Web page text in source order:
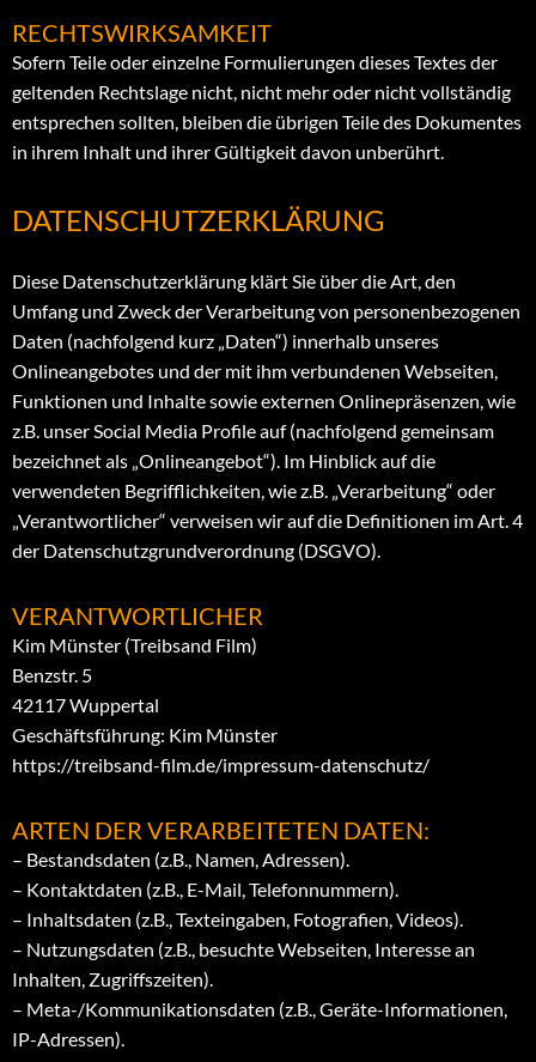
RECHTSWIRKSAMKEIT
Sofern Teile oder einzelne Formulierungen dieses Textes der
geltenden Rechtslage nicht, nicht mehr oder nicht vollständig
entsprechen sollten, bleiben die übrigen Teile des Dokumentes
in ihrem Inhalt und ihrer Gültigkeit davon unberührt.
DATENSCHUTZERKLÄRUNG
Diese Datenschutzerklärung klärt Sie über die Art, den
Umfang und Zweck der Verarbeitung von personenbezogenen
Daten (nachfolgend kurz „Daten“) innerhalb unseres
Onlineangebotes und der mit ihm verbundenen Webseiten,
Funktionen und Inhalte sowie externen Onlinepräsenzen, wie
z.B. unser Social Media Profile auf (nachfolgend gemeinsam
bezeichnet als „Onlineangebot“). Im Hinblick auf die
verwendeten Begrifflichkeiten, wie z.B. „Verarbeitung“ oder
„Verantwortlicher“ verweisen wir auf die Definitionen im Art. 4
der Datenschutzgrundverordnung (DSGVO).
VERANTWORTLICHER
Kim Münster (Treibsand Film)
Benzstr. 5
42117 Wuppertal
Geschäftsführung: Kim Münster
https://treibsand-film.de/impressum-datenschutz/
ARTEN DER VERARBEITETEN DATEN:
– Bestandsdaten (z.B., Namen, Adressen).
– Kontaktdaten (z.B., E-Mail, Telefonnummern).
– Inhaltsdaten (z.B., Texteingaben, Fotografien, Videos).
– Nutzungsdaten (z.B., besuchte Webseiten, Interesse an
Inhalten, Zugriffszeiten).
– Meta-/Kommunikationsdaten (z.B., Geräte-Informationen,
IP-Adressen).